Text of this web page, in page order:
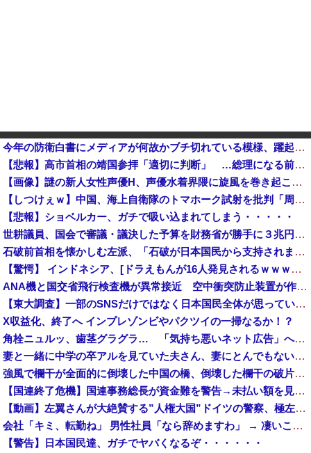
今年の防衛白書にメディアが何故かブチ切れている模様、躍起になって批判するも逆に有権者からは……
【悲報】高市首相の靖国参拝「適切に判断」 …総理になる前の昨年は参拝
【画像】謎の新人女性声優H、声優水着界隈に旋風を巻き起こす他
【しつけぇｗ】中国、海上自衛隊のトマホーク試射を批判「周辺の安全保障上の脅威を口実に再軍備を加速している」
【悲報】ショベルカー、ガチで吸い込まれてしまう・・・・・
世耕議員、国会で審議・議決した予算を財務省が勝手に３兆円動かしていると指摘・問題視
石破前首相を懐かしむ左派、「石破が日本国民から支持されまくっていた」と主張してしまうも……
【驚愕】 インドネシア、[ドラえもんが16人発見されるｗｗｗｗｗｗｗｗｗ
ANA機と国交省飛行検査機が異常接近 空中衝突防止装置が作動も“ニアミス認定せず” 国交省判断
【東大調査】一部のSNSだけではなく日本国民全体が思っていた「外国人受け入れ反対」大幅増20.7%↑56.3%
X収益化、終了へ インプレゾンビやパクツイの一掃なるか！？
角栓ニュルッ、歯茎グラグラ… 「気持ち悪いネット広告」への苦情が急増 [8/8]
妻と一緒に中学の卒アルを見ていた夫さん、妻にとんでもない秘密をバレて震える・・・
強風で欄干が全面的に倒壊した中国の橋、倒壊した欄干の破片を調べると凄まじい事実が発覚して……
【国連終了危機】国連事務総長が資金難を警告→未払い額を見た世界3位負担の日本側から厳しい声→では誰が払っていないのか言え
【動画】左翼さんが大絶賛する”人権大国”ドイツの警察、極左活動家への「人道的対処」が力強すぎるとネットで話題に → ｗｗｗｗｗｗｗｗ
会社「キミ、転勤ね」 男性社員「なら辞めますわ」 → 凄いことになるｗｗｗｗｗｗ
【警告】日本国民達、ガチでヤバくなるぞ・・・・・・